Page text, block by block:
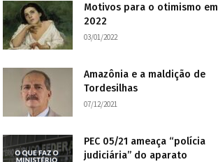
Motivos para o otimismo em
2022
03/01/2022
Amazônia e a maldição de
Tordesilhas
07/12/2021
PEC 05/21 ameaça “polícia
judiciária” do aparato